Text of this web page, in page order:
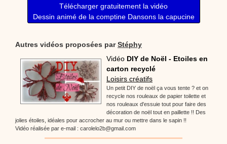
Télécharger gratuitement la vidéo
Dessin animé de la comptine Dansons la capucine
Autres vidéos proposées parStéphy
Vidéo DIY de Noël - Etoiles en
carton recyclé
Loisirs créatifs
Un petit DIY de noël ça vous tente ? et on
recycle nos rouleaux de papier toilette et
nos rouleaux d'essuie tout pour faire des
décoration de noël tout en paillette !! Des
jolies étoiles, idéales pour accrocher au mur ou mettre dans le sapin !!
Vidéo réalisée par e-mail : carolelo2b@gmail.com